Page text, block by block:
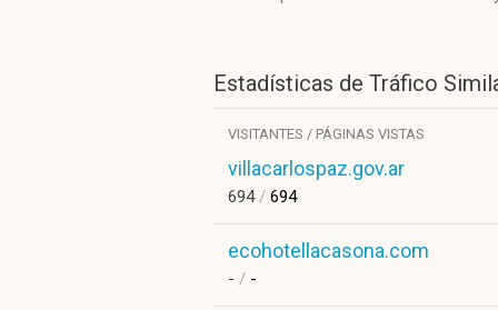
Estadísticas de Tráfico
VISITANTES / PÁGINAS VISTAS
villacarlospaz.gov.ar
694/ 694
ecohotellacasona.com
- / -